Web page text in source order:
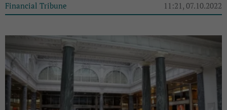
Financial Tribune 11:21, 07.10.2022